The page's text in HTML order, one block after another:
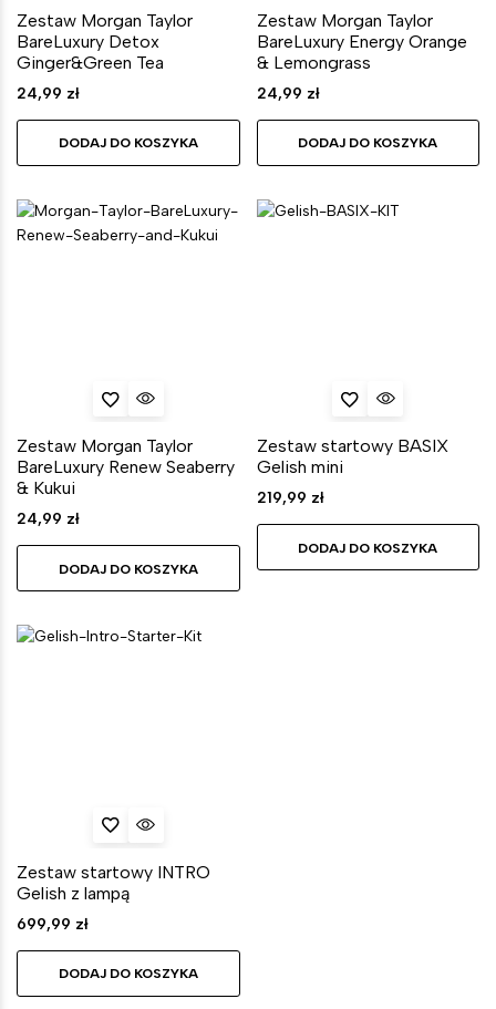
Zestaw Morgan Taylor
BareLuxury Detox
Ginger&Green Tea
24,99 zł
DODAJ DO KOSZYKA
Zestaw Morgan Taylor
BareLuxury Energy Orange
& Lemongrass
24,99 zł
DODAJ DO KOSZYKA
Zestaw Morgan Taylor
BareLuxury Renew Seaberry
& Kukui
24,99 zł
DODAJ DO KOSZYKA
Zestaw startowy BASIX
Gelish mini
219,99 zł
DODAJ DO KOSZYKA
Zestaw startowy INTRO
Gelish z lampą
699,99 zł
DODAJ DO KOSZYKA